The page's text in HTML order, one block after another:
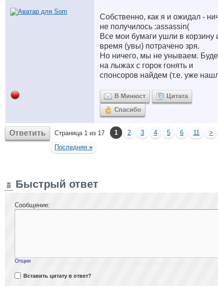
Собственно, как я и ожидал -
не получилось :assassin(
Все мои бумаги ушли в корзину
время (увы) потрачено зря.
Но ничего, мы не унываем.
на лыжах с горок гонять и
спонсоров найдем (т.е. уже
В Минюст
Цитата
Спасибо
Ответить Страница 1 из 17 1 2 3 4 5 6 11
>
Последняя »
Быстрый ответ
Сообщение:
Опции
Вставить цитату в ответ?